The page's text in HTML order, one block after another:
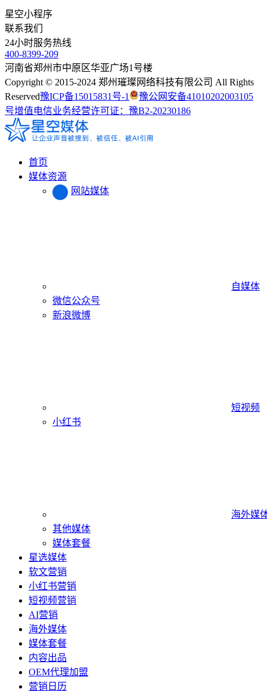
星空小程序
联系我们
24小时服务热线
400-8399-209
河南省郑州市中原区华亚广场1号楼
Copyright © 2015-2024 郑州璀璨网络科技有限公司 All Rights
Reserved豫ICP备15015831号-1
豫公网安备41010202003105
号增值电信业务经营许可证：豫B2-20230186
首页
媒体资源
网站媒体
自媒体
微信公众号
新浪微博
短视频
小红书
海外媒
其他媒体
媒体套餐
星选媒体
软文营销
小红书营销
短视频营销
AI营销
海外媒体
媒体套餐
内容出品
OEM代理加盟
营销日历